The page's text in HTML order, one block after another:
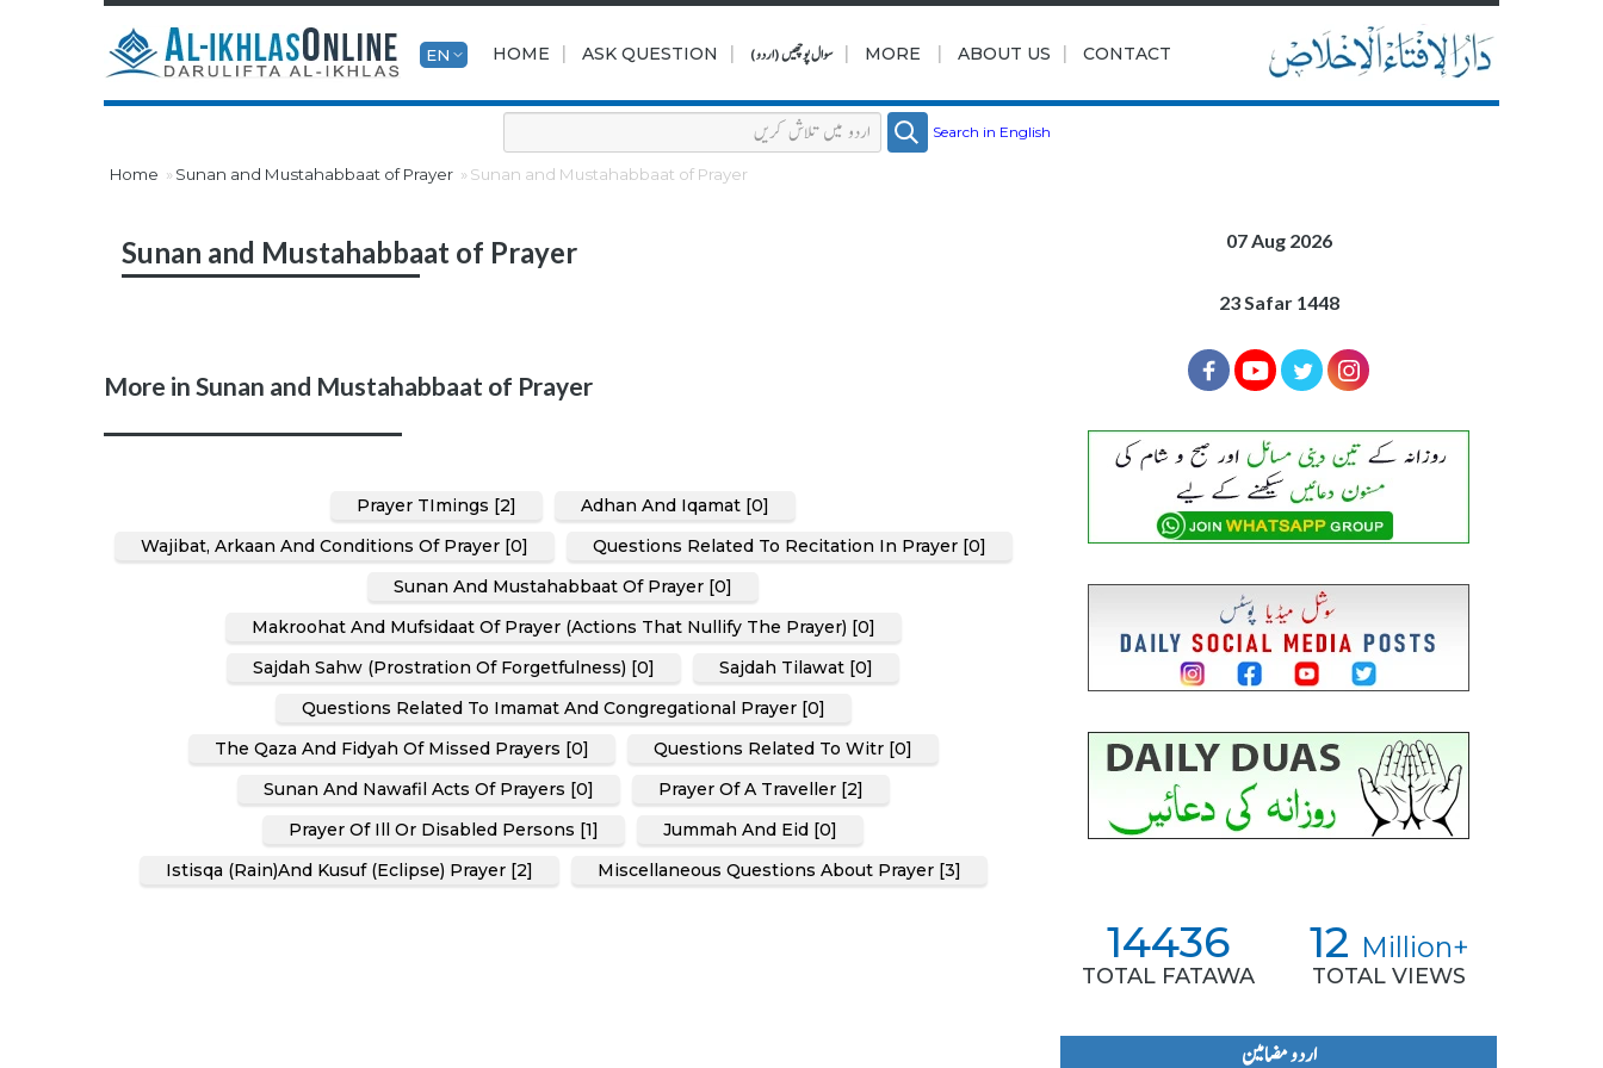
EN HOME | ASK QUESTION | سوال پوچھیں (اردو) | MORE | ABOUT US | CONTACT
Search in English
Home Sunan and Mustahabbaat of Prayer Sunan and Mustahabbaat of Prayer
Sunan and Mustahabbaat of Prayer
More in Sunan and Mustahabbaat of Prayer
Prayer TImings [2]
Adhan And Iqamat [0]
Wajibat, Arkaan And Conditions Of Prayer [0]
Questions Related To Recitation In Prayer [0]
Sunan And Mustahabbaat Of Prayer [0]
Makroohat And Mufsidaat Of Prayer (Actions That Nullify The Prayer) [0]
Sajdah Sahw (Prostration Of Forgetfulness) [0]
Sajdah Tilawat [0]
Questions Related To Imamat And Congregational Prayer [0]
The Qaza And Fidyah Of Missed Prayers [0]
Questions Related To Witr [0]
Sunan And Nawafil Acts Of Prayers [0]
Prayer Of A Traveller [2]
Prayer Of Ill Or Disabled Persons [1]
Jummah And Eid [0]
Istisqa (Rain)and Kusuf (Eclipse) Prayer [2]
Miscellaneous Questions About Prayer [3]
07 Aug 2026
23 Safar 1448
14436
TOTAL FATAWA
12 Million+
TOTAL VIEWS
اردو مضامین